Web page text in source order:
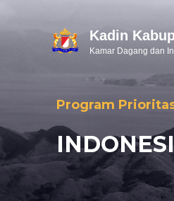
Kadin
Kamar Dagang dan
Program